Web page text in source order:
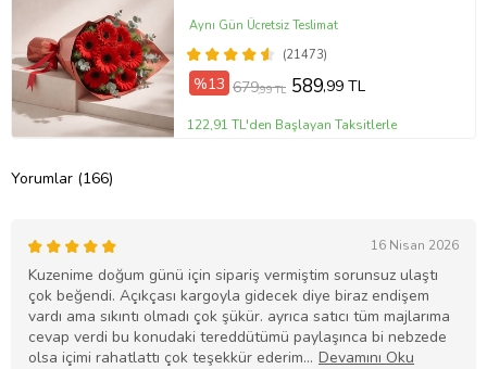
(21473)
Aynı Gün Ücretsiz Teslimat
%13 679,99 TL 589,99 TL
122,91 TL'den Başlayan Taksitlerle
Yorumlar (166)
16 Nisan 2026
Kuzenime doğum günü için sipariş vermiştim sorunsuz ulaştı
çok beğendi. Açıkçası kargoyla gidecek diye biraz endişem
vardı ama sıkıntı olmadı çok şükür. ayrıca satıcı tüm majlarıma
cevap verdi bu konudaki tereddütümü paylaşınca bi nebzede
olsa içimi rahatlattı çok teşekkür ederim